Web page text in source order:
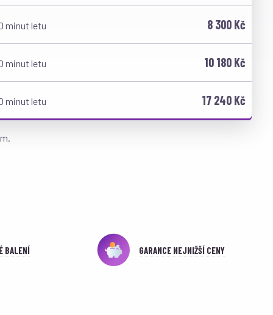
minut letu 8 300 Kč
minut letu 10 180 Kč
minut letu 17 240 Kč
BALENÍ GARANCE NEJNIŽŠÍ CENY